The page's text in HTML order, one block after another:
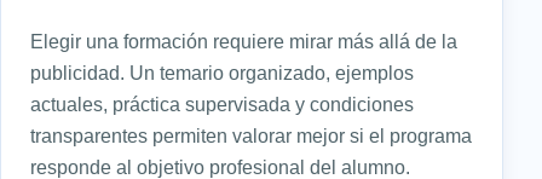
Elegir una formación requiere mirar más allá de la
publicidad. Un temario organizado, ejemplos
actuales, práctica supervisada y condiciones
transparentes permiten valorar mejor si el programa
responde al objetivo profesional del alumno.